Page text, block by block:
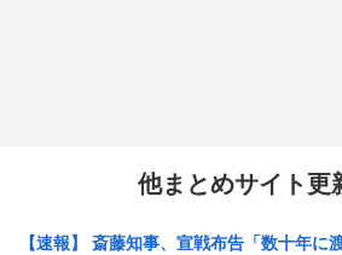
他まとめサイト更
【速報】 斎藤知事、宣戦布告「数十年に